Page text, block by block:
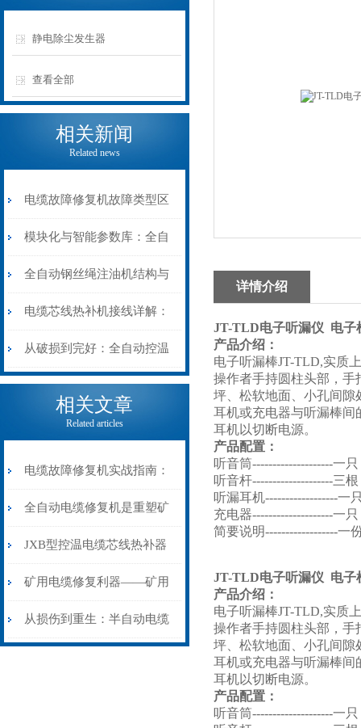
静电除尘发生器
查看全部
相关新闻
Related news
电缆故障修复机故障类型区
分指南：从“绝缘电
阻”到“波形特征”的精准诊
断逻辑
模块化与智能参数库：全自
动电缆修复机的快速换型逻
辑
全自动钢丝绳注油机结构与
工作原理：揭秘高效润滑的
机械密码
电缆芯线热补机接线详解：
从入门到精通
从破损到完好：全自动控温
电缆热补机的核心价值
相关文章
Related articles
电缆故障修复机实战指南：
从“盲测”到“精确定点”的三
步作业法
全自动电缆修复机是重塑矿
山电力动脉的“智能外科医
生”
JXB型控温电缆芯线热补器
安装与接线：精准修复的工
艺基石
矿用电缆修复利器——矿用
电缆热补机智能控温，安全
从损伤到重生：半自动电缆
详情介绍
JT-TLD电子听漏仪 电子
产品介绍：
电子听漏棒JT-TLD,实质
操作者手持圆柱头部，
坪、松软地面、小孔间隙
耳机或充电器与听漏棒间
耳机以切断电源。
产品配置：
听音筒--------------------一只
听音杆--------------------三根
听漏耳机------------------一
充电器--------------------一只
简要说明------------------一
JT-TLD电子听漏仪 电子
产品介绍：
电子听漏棒JT-TLD,实质
操作者手持圆柱头部，
坪、松软地面、小孔间隙
耳机或充电器与听漏棒间
耳机以切断电源。
产品配置：
听音筒--------------------一只